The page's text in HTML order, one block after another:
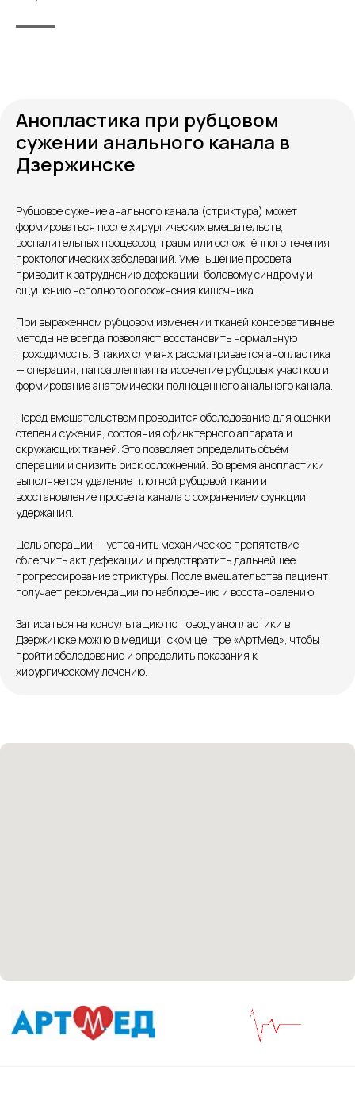
Анопластика при рубцовом
сужении анального канала в
Дзержинске
Рубцовое сужение анального канала (стриктура) может
формироваться после хирургических вмешательств,
воспалительных процессов, травм или осложнённого течения
проктологических заболеваний. Уменьшение просвета
приводит к затруднению дефекации, болевому синдрому и
ощущению неполного опорожнения кишечника.
При выраженном рубцовом изменении тканей консервативные
методы не всегда позволяют восстановить нормальную
проходимость. В таких случаях рассматривается анопластика
— операция, направленная на иссечение рубцовых участков и
формирование анатомически полноценного анального канала.
Перед вмешательством проводится обследование для оценки
степени сужения, состояния сфинктерного аппарата и
окружающих тканей. Это позволяет определить объём
операции и снизить риск осложнений. Во время анопластики
выполняется удаление плотной рубцовой ткани и
восстановление просвета канала с сохранением функции
удержания.
Цель операции — устранить механическое препятствие,
облегчить акт дефекации и предотвратить дальнейшее
прогрессирование стриктуры. После вмешательства пациент
получает рекомендации по наблюдению и восстановлению.
Записаться на консультацию по поводу анопластики в
Дзержинске можно в медицинском центре «АртМед», чтобы
пройти обследование и определить показания к
хирургическому лечению.
Контакты
Пн.-пт. — с 08:00 до 20:00
Сб. — с 08:00 до 18:00
Вс. — с 08:00 до 15:00
+7 8313 248 248
Петрищева д.35.пом.3
Патоличева 21Д,П.1 Новый
Согласие на обработку персональных данных
Розыгрыши и актуальные новости
в нашей официальной группе Вконтакте
Подписывайся